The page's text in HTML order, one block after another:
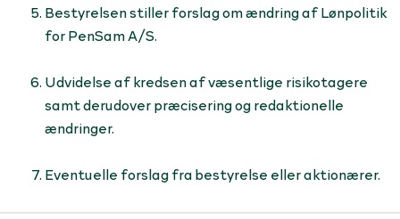
Bestyrelsen stiller forslag om ændring af Lønpolitik
for PenSam A/S.
Udvidelse af kredsen af væsentlige risikotagere
samt derudover præcisering og redaktionelle
ændringer.
Eventuelle forslag fra bestyrelse eller aktionærer.